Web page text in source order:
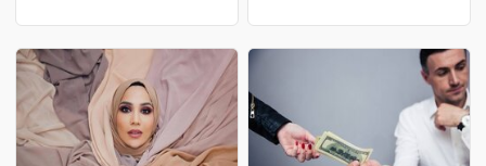
Yuxuda çörək bişirmək o
deməkdir ki, xəyalpərəstin
həyatda gücü, gücü, inam
istədiyiniz yola çıxacağınıza, yeni
yerlər görməkdən, kəşf etməkdən